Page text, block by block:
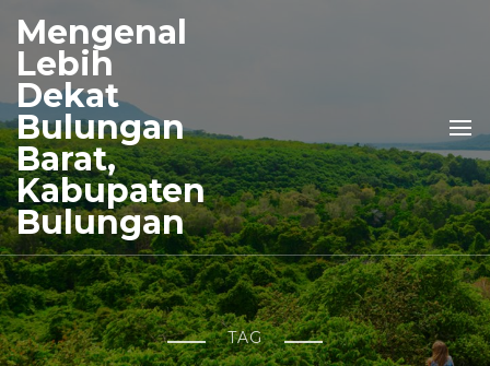
Mengenal
Lebih
Dekat
Bulungan
Barat,
Kabupaten
Bulungan
TAG